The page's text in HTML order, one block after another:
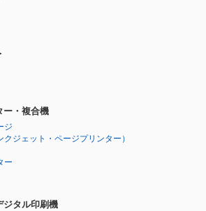
ー・複合機
ジ
クジェット・ページプリンター）
ー
ジタル印刷機